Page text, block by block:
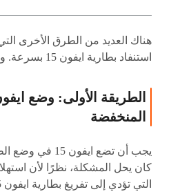
هناك العديد من الطرق الأخرى
استنفاد بطارية ايفون 15 بسرعة. وهذه الطرق هي:
المنخفضة
يجب أن تضع
كان يحل المشكلة، نظرًا لأن